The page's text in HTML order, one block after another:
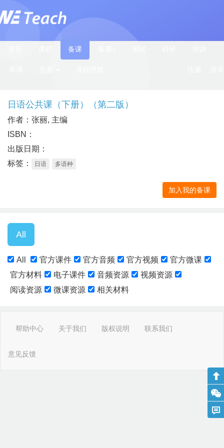
备课
日语公共课（下册）（第二版）
作者：张丽, 主编
ISBN：
出版日期：
标签：
日语 多语种
加入我的备课
All 官方课件 官方音频 官方视频
官方微课
官方材料
电子课件 音频资源
视频资源
阅读资源
微课资源 相关材料
帮助中心 关于我们 版权说明 联系我们
意见反馈